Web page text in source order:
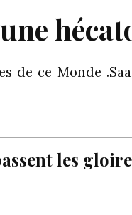
ce Monde
les